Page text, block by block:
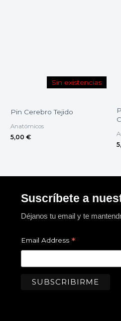
Sin existencias
Pin Cerebro Tejido
Anatómicos
5,00 €
Suscríbete a
Déjanos tu email y te
Email Address *